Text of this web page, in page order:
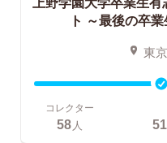
ト ～最後の卒
東
コレクター
58 人